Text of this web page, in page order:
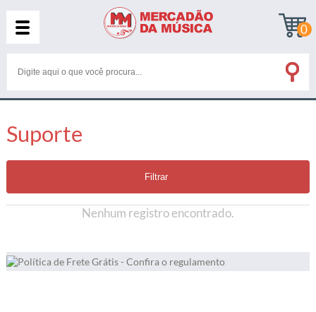
0
Suporte
Filtrar
Nenhum registro encontrado.